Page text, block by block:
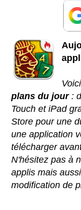
plans du jour:
Touch et iPad
Store pour une
une application
télécharger
N'hésitez pas à
applis mais
modification de